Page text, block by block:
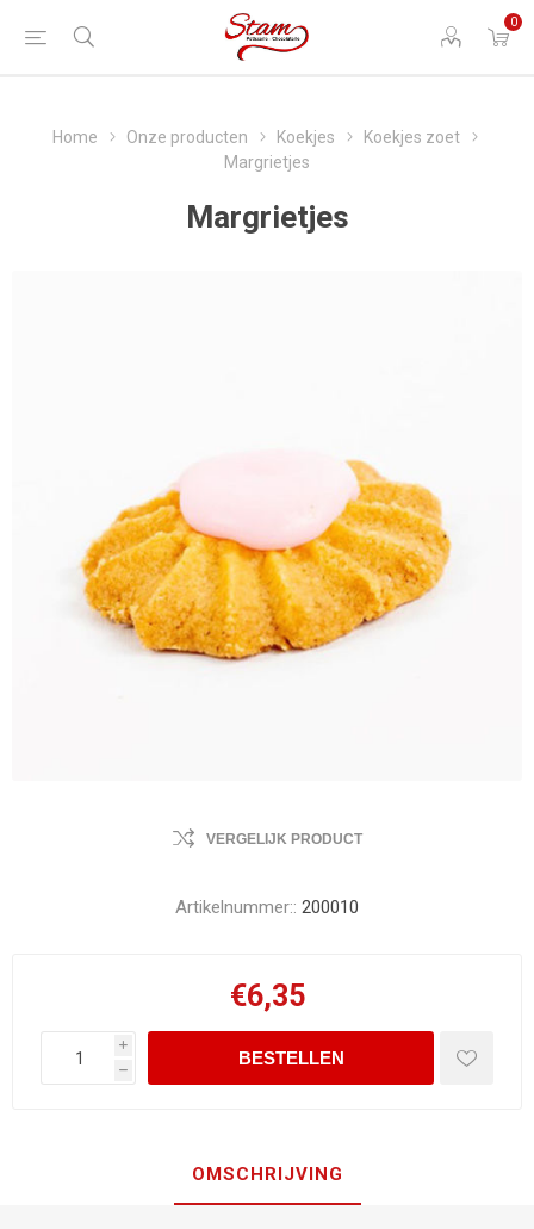
0
Home Onze producten Koekjes
Koekjes zoet
Margrietjes
Margrietjes
VERGELIJK PRODUCT
Artikelnummer:: 200010
€6,35
i
h
OMSCHRIJVING